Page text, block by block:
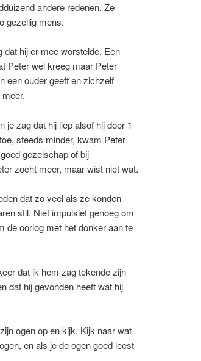
andere redenen. Ze
gezellig mens.
hij er mee worstelde. Een
Peter wel kreeg maar Peter
een ouder geeft en zichzelf
je zag dat hij liep alsof hij door 1
steeds minder, kwam Peter
gezelschap of bij
zocht meer, maar wist niet wat.
dat zo veel als ze konden
stil. Niet impulsief genoeg om
de oorlog met het donker aan te
dat ik hem zag tekende zijn
dat hij gevonden heeft wat hij
ogen op en kijk. Kijk naar wat
en als je de ogen goed leest